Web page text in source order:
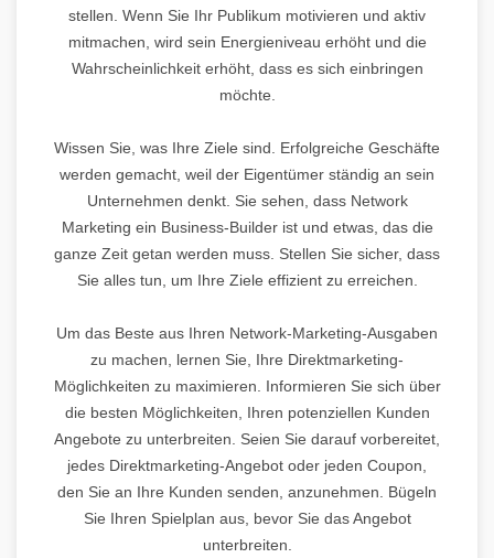
stellen. Wenn Sie Ihr Publikum motivieren und aktiv
mitmachen, wird sein Energieniveau erhöht und die
Wahrscheinlichkeit erhöht, dass es sich einbringen
möchte.
Wissen Sie, was Ihre Ziele sind. Erfolgreiche Geschäfte
werden gemacht, weil der Eigentümer ständig an sein
Unternehmen denkt. Sie sehen, dass Network
Marketing ein Business-Builder ist und etwas, das die
ganze Zeit getan werden muss. Stellen Sie sicher, dass
Sie alles tun, um Ihre Ziele effizient zu erreichen.
Um das Beste aus Ihren Network-Marketing-Ausgaben
zu machen, lernen Sie, Ihre Direktmarketing-
Möglichkeiten zu maximieren. Informieren Sie sich über
die besten Möglichkeiten, Ihren potenziellen Kunden
Angebote zu unterbreiten. Seien Sie darauf vorbereitet,
jedes Direktmarketing-Angebot oder jeden Coupon,
den Sie an Ihre Kunden senden, anzunehmen. Bügeln
Sie Ihren Spielplan aus, bevor Sie das Angebot
unterbreiten.